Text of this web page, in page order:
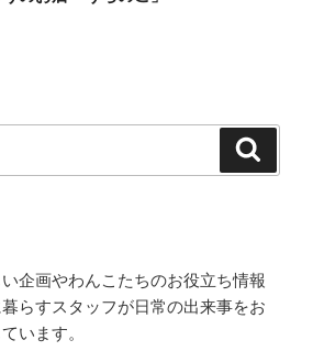
い企画やわんこたちのお役立ち情報
らすスタッフが日常の出来事をお
います。